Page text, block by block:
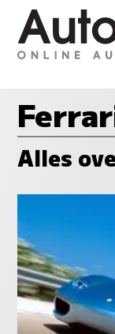
Alles